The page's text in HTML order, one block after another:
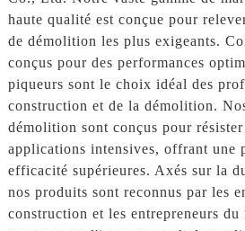
haute qualité est conçue pour
de démolition les plus exigeants.
conçus pour des performances
piqueurs sont le choix idéal des
construction et de la démolition.
démolition sont conçus pour
applications intensives, offrant une
efficacité supérieures. Axés sur la
nos produits sont reconnus par les
construction et les entrepreneurs du